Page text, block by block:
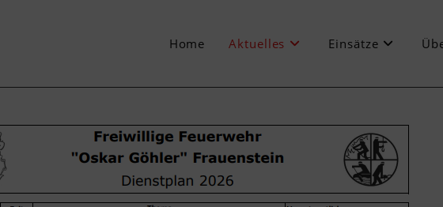
Home Aktuelles Einsätze